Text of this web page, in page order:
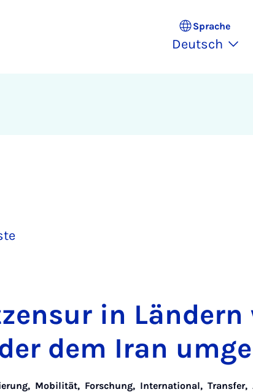
Sprache
Deutsch
in Län­dern
dem Iran
, Mobilität, Forschung, International,Transfer,